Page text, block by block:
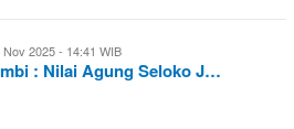
Nov 2025 - 14:41 WIB
: Nilai Agung Seloko J…